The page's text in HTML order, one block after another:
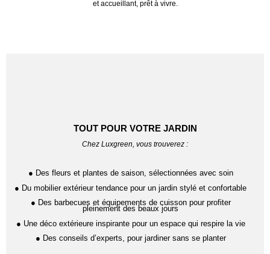
et accueillant, prêt à vivre.
TOUT POUR VOTRE JARDIN
Chez Luxgreen, vous trouverez :
● Des fleurs et plantes de saison, sélectionnées avec soin
● Du mobilier extérieur tendance pour un jardin stylé et confortable
● Des barbecues et équipements de cuisson pour profiter
pleinement des beaux jours
● Une déco extérieure inspirante pour un espace qui respire la vie
● Des conseils d’experts, pour jardiner sans se planter